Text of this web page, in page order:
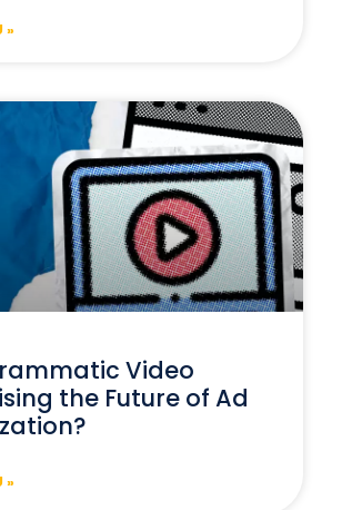
»
Video
the Future of Ad
»